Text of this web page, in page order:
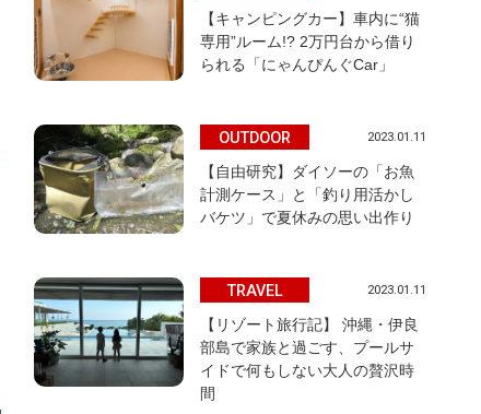
【キャンピングカー】車内に“猫
専用”ルーム!? 2万円台から借り
られる「にゃんぴんぐCar」
OUTDOOR 2023.01.11
【自由研究】ダイソーの「お魚
計測ケース」と「釣り用活かし
バケツ」で夏休みの思い出作り
TRAVEL 2023.01.11
【リゾート旅行記】 沖縄・伊良
部島で家族と過ごす、プールサ
イドで何もしない大人の贅沢時
間